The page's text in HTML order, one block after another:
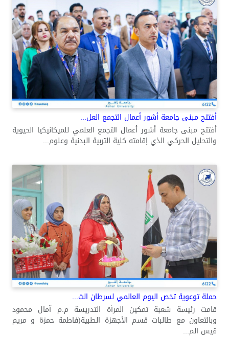
أفتتح مبنى جامعة أشور أعمال التجمع العل...
أفتتح مبنى جامعة أشور أعمال التجمع العلمي للميكانيكيا الحيوية
والتحليل الحركي الذي إقامته كلية التربية البدنية وعلوم...
حملة توعوية تخص اليوم العالمي لسرطان الث...
قامت رئيسة شعبة تمكين المرأة التدريسة م.م آمال محمود
وبالتعاون مع طالبات قسم الأجهزة الطبية(فاطمة حمزة و مريم
قيس الم...